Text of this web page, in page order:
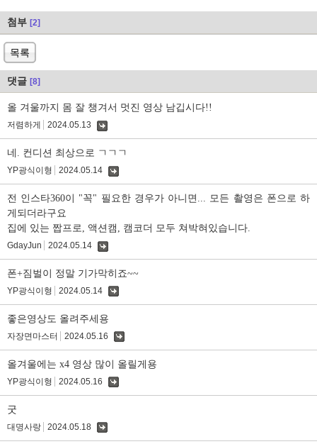
첨부 [2]
목록
댓글 [8]
올 겨울까지 몸 잘 챙겨서 멋진 영상 남깁시다!!
저렴하게 2024.05.13
네. 컨디션 최상으로 ㄱㄱㄱ
YP광식이형 2024.05.14
전 인스타360이 "꼭" 필요한 경우가 아니면... 모든 촬영은 폰으로 하
게되더라구요
집에 있는 짭프로, 액션캠, 캠코더 모두 쳐박혀있습니다.
GdayJun 2024.05.14
폰+짐벌이 정말 기가막히죠~~
YP광식이형 2024.05.14
좋은영상도 올려주세용
자장면마스터 2024.05.16
올겨울에는 x4 영상 많이 올릴게용
YP광식이형 2024.05.16
굿
대명사랑 2024.05.18